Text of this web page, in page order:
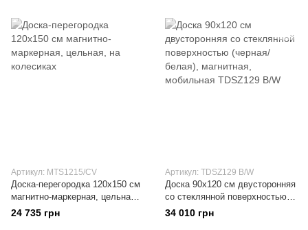
Артикул: MTS1215/CV
Доска-перегородка 120x150 см
магнитно-маркерная, цельная,
на колесиках
24 735 грн
Артикул: TDSZ129 B/W
Доска 90x120 см двусторонняя
со стеклянной поверхностью
(черная/белая), магнитная,
мобильная
34 010 грн